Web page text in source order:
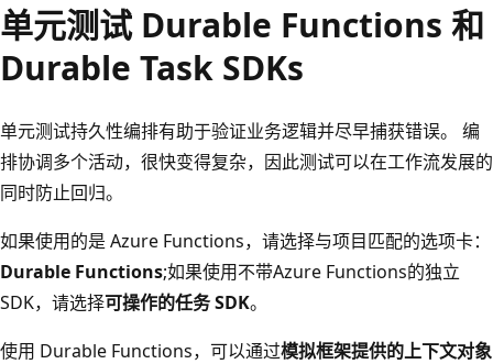
单元测试 Durable Functions 和
Durable Task SDKs
单元测试持久性编排有助于验证业务逻辑并尽早捕获错误。 编
排协调多个活动，很快变得复杂，因此测试可以在工作流发展的
同时防止回归。
如果使用的是 Azure Functions，请选择与项目匹配的选项卡：
Durable Functions;如果使用不带Azure Functions的独立
SDK，请选择可操作的任务 SDK。
使用 Durable Functions，可以通过模拟框架提供的上下文对象